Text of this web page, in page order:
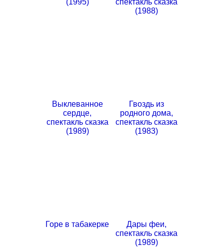
(1995)
спектакль сказка
(1988)
Выклеванное
сердце,
спектакль сказка
(1989)
Гвоздь из
родного дома,
спектакль сказка
(1983)
Горе в табакерке
Дары феи,
спектакль сказка
(1989)